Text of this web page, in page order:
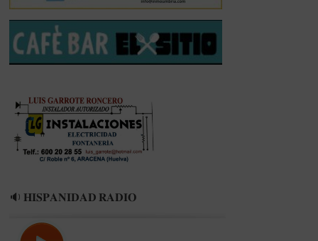
FINAL
DE
LOS
JUEGOS
EUROPEOS
🔉 𝐇𝐈𝐒𝐏𝐀𝐍𝐈𝐃𝐀𝐃 𝐑𝐀𝐃𝐈𝐎